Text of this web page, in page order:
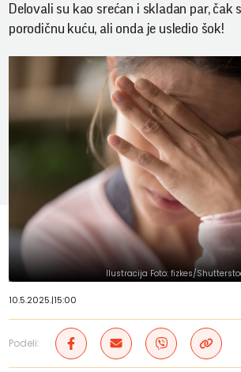
Delovali su kao srećan i skladan par, čak
porodičnu kuću, ali onda je usledio šok!
Ilustracija Foto: fizkes/
10.5.2025.|15:00
Podeli: